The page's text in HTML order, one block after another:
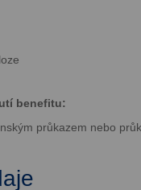
benefitu:
průkazem nebo